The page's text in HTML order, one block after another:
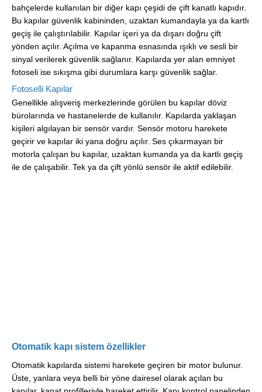
bahçelerde kullanılan bir diğer kapı çeşidi de çift kanatlı kapıdır.
Bu kapılar güvenlik kabininden, uzaktan kumandayla ya da kartlı
geçiş ile çalıştırılabilir. Kapılar içeri ya da dışarı doğru çift
yönden açılır. Açılma ve kapanma esnasında ışıklı ve sesli bir
sinyal verilerek güvenlik sağlanır. Kapılarda yer alan emniyet
fotoseli ise sıkışma gibi durumlara karşı güvenlik sağlar.
Fotoselli Kapılar
Genellikle alışveriş merkezlerinde görülen bu kapılar döviz
bürolarında ve hastanelerde de kullanılır. Kapılarda yaklaşan
kişileri algılayan bir sensör vardır. Sensör motoru harekete
geçirir ve kapılar iki yana doğru açılır. Ses çıkarmayan bir
motorla çalışan bu kapılar, uzaktan kumanda ya da kartlı geçiş
ile de çalışabilir. Tek ya da çift yönlü sensör ile aktif edilebilir.
Otomatik kapı sistem özellikler
Otomatik kapılarda sistemi harekete geçiren bir motor bulunur.
Üste, yanlara veya belli bir yöne dairesel olarak açılan bu